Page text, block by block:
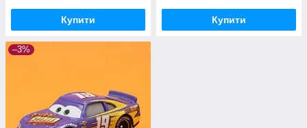
Купити Купити
–3%